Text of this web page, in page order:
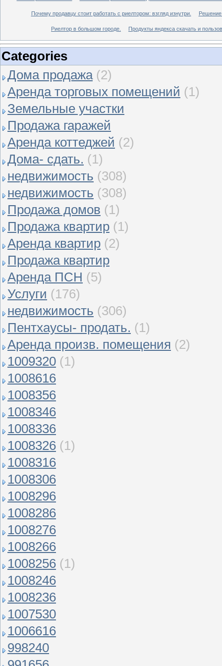
Почему продавцу стоит работать с риелтором: взгляд изнутри.
Риелтор в большом городе. Продукты яндекса скачать и
Categories
Дома продажа (2)
Аренда торговых помещений (1)
Земельные участки
Продажа гаражей
Аренда коттеджей (2)
Дома- сдать. (1)
недвижимость (308)
недвижимость (308)
Продажа домов (1)
Продажа квартир (1)
Аренда квартир (2)
Продажа квартир
Аренда ПСН (5)
Услуги (176)
недвижимость (306)
Пентхаусы- продать. (1)
Аренда произв. помещения (2)
1009320 (1)
1008616
1008356
1008346
1008336
1008326 (1)
1008316
1008306
1008296
1008286
1008276
1008266
1008256 (1)
1008246
1008236
1007530
1006616
998240